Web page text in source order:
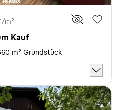
m²
Kauf
m² Grundstück